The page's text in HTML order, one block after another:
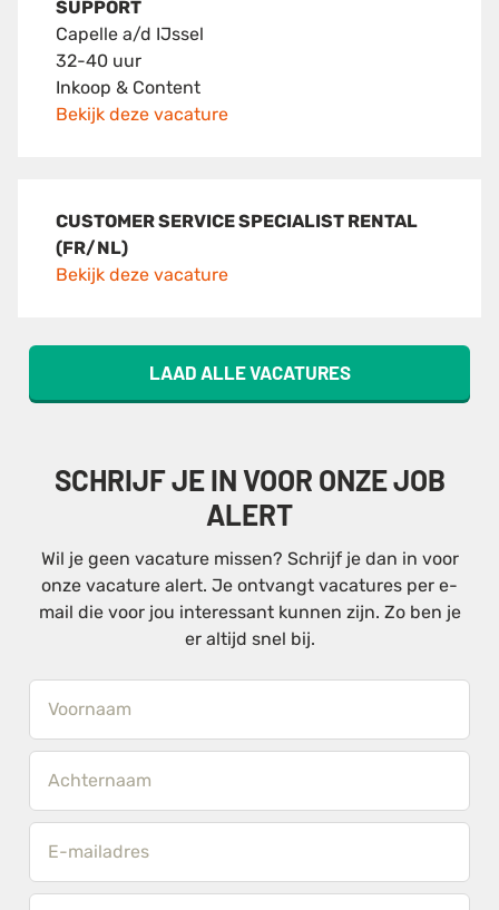
SUPPORT
Capelle a/d IJssel
32-40 uur
Inkoop & Content
Bekijk deze vacature
CUSTOMER SERVICE SPECIALIST RENTAL
(FR/NL)
Bekijk deze vacature
LAAD ALLE VACATURES
SCHRIJF JE IN VOOR ONZE JOB
ALERT
Wil je geen vacature missen? Schrijf je dan in voor
onze vacature alert. Je ontvangt vacatures per e-
mail die voor jou interessant kunnen zijn. Zo ben je
er altijd snel bij.